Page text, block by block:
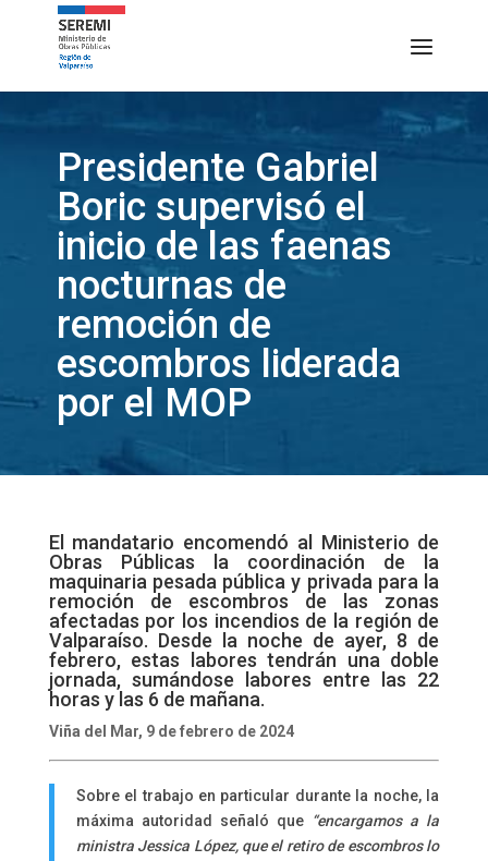
Presidente Gabriel
Boric supervisó el
inicio de las faenas
nocturnas de
remoción de
escombros liderada
por el MOP
El mandatario encomendó al Ministerio de
Obras Públicas la coordinación de la
maquinaria pesada pública y privada para la
remoción de escombros de las zonas
afectadas por los incendios de la región de
Valparaíso. Desde la noche de ayer, 8 de
febrero, estas labores tendrán una doble
jornada, sumándose labores entre las 22
horas y las 6 de mañana.
Viña del Mar, 9 de febrero de 2024
Sobre el trabajo en particular durante la noche, la
máxima autoridad señaló que “encargamos a la
ministra Jessica López, que el retiro de escombros lo